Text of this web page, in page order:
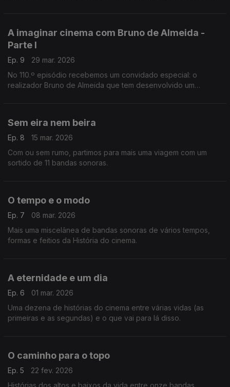
A imaginar cinema com Bruno de Almeida -
Parte I
Ep. 9
29 mar. 2026
No 110.º episódio recebemos um convidado especial: o
realizador Bruno de Almeida que tem desenvolvido um
Sem eira nem beira
Ep. 8
15 mar. 2026
Com ou sem rumo, partimos para mais uma viagem com um
sortido de 11 bandas sonoras.
O tempo e o modo
Ep. 7
08 mar. 2026
Mais uma miscelânea de bandas sonoras de vários tempos,
formas e feitios da História do cinema.
A eternidade e um dia
Ep. 6
01 mar. 2026
Uma dezena de histórias do cinema entre várias vidas (as
primeiras e as segundas) e o que vai para lá disso.
O caminho para o topo
Ep. 5
22 fev. 2026
Histórias dos altos e baixos da vida entre onze bandas